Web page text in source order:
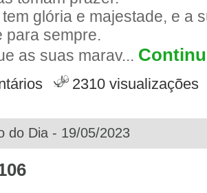
glória e majestade, e a
para sempre.
as suas marav...
2310 visualizações
do Dia - 19/05/2023